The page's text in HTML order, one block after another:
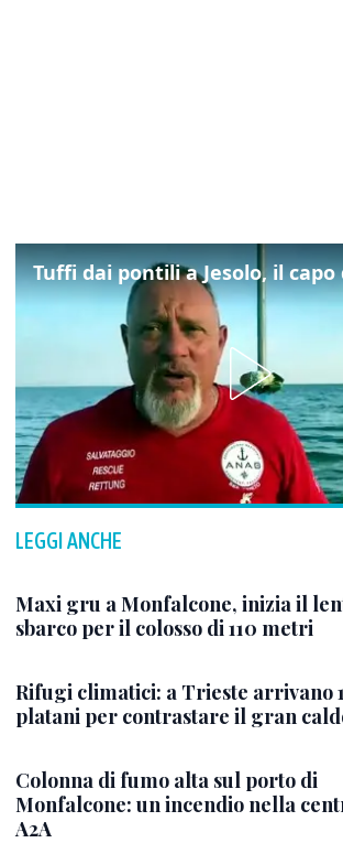
LEGGI ANCHE
Maxi gru a Monfalcone, inizia il
sbarco per il colosso di 110 metri
Rifugi climatici: a Trieste arrivano
platani per contrastare il gran
Colonna di fumo alta sul porto di
Monfalcone: un incendio nella
A2A